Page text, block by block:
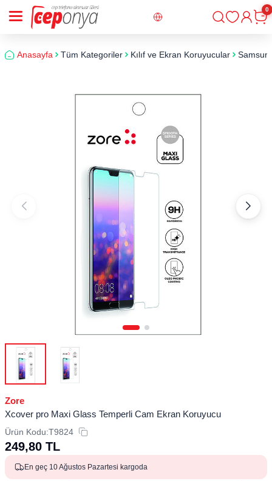
Giriş
0
Anasayfa Tüm Kategoriler Kılıf ve Ekran Koruyucular
Zore
Xcover pro Maxi Glass Temperli Cam Ekran Koruyucu
Ürün Kodu:T9824
249,80 TL
En geç 10 Ağustos Pazartesi kargoda